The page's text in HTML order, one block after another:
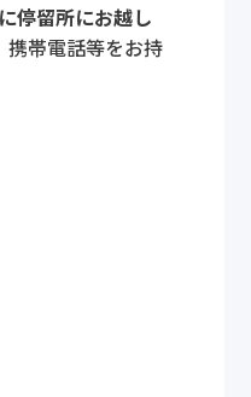
停留所にお越し
携帯電話等をお持